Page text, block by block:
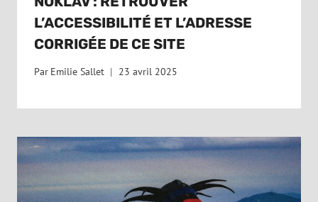
L’ACCESSIBILITÉ ET L’ADRESSE
CORRIGÉE DE CE SITE
Par Emilie Sallet 23 avril 2025